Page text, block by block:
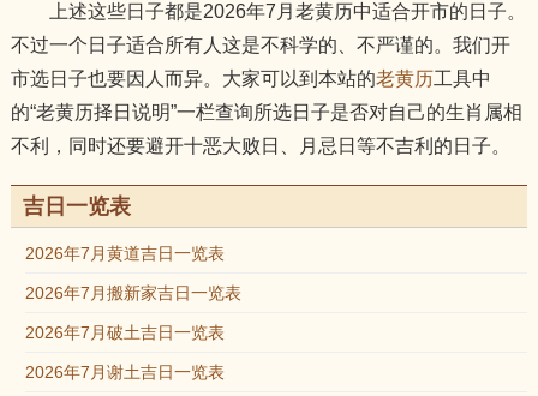
上述这些日子都是2026年7月老黄历中适合开市的日子。
不过一个日子适合所有人这是不科学的、不严谨的。我们开
市选日子也要因人而异。大家可以到本站的老黄历工具中
的“老黄历择日说明”一栏查询所选日子是否对自己的生肖属相
不利，同时还要避开十恶大败日、月忌日等不吉利的日子。
吉日一览表
2026年7月黄道吉日一览表
2026年7月搬新家吉日一览表
2026年7月破土吉日一览表
2026年7月谢土吉日一览表